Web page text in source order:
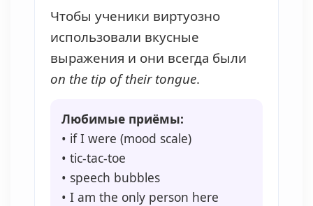
Чтобы ученики виртуозно
использовали вкусные
выражения и они всегда были
on the tip of their tongue.
Любимые приёмы:
• if I were (mood scale)
• tic-tac-toe
• speech bubbles
• I am the only person here